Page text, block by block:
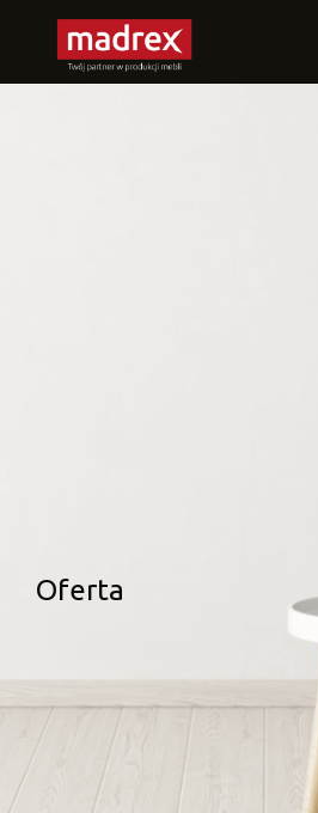
Oferta